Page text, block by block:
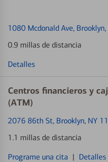
1080 Mcdonald Ave,
0.9 millas de distancia
Detalles
Centros financieros y
(ATM)
2076 86th St, Brooklyn, NY
1.1 millas de distancia
Programe una cita | Detalles